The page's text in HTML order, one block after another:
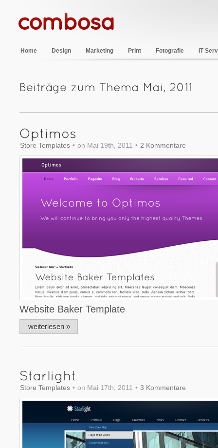
Home Design Marketing Print Fotografie IT
Store Templates • on Mai 19th, 2011 • 2 Kommentare
Website Baker Template
weiterlesen »
Store Templates • on Mai 17th, 2011 • 3 Kommentare